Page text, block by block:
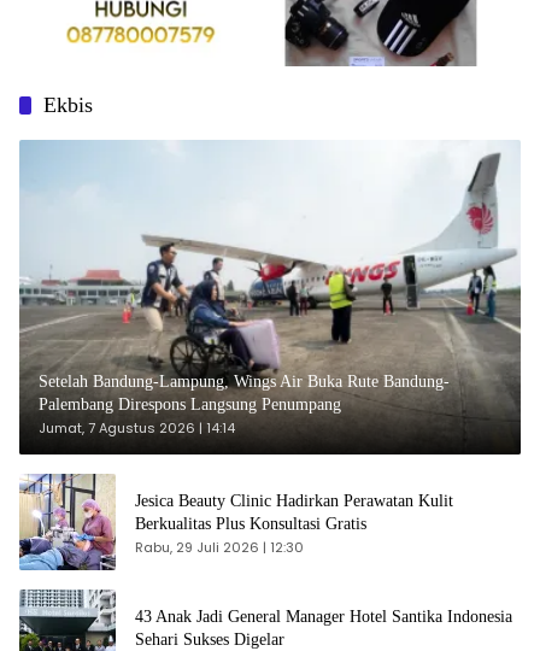
Ekbis
Setelah Bandung-Lampung, Wings Air Buka Rute Bandung-
Palembang Direspons Langsung Penumpang
Jumat, 7 Agustus 2026 | 14:14
Jesica Beauty Clinic Hadirkan Perawatan Kulit
Berkualitas Plus Konsultasi Gratis
Rabu, 29 Juli 2026 | 12:30
43 Anak Jadi General Manager Hotel Santika Indonesia
Sehari Sukses Digelar